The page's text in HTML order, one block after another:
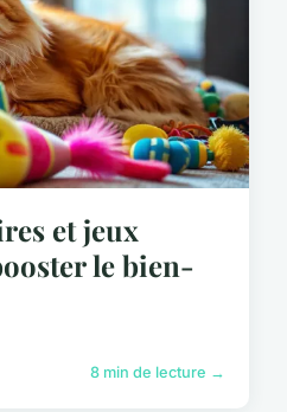
et jeux
le bien-
8 min de lecture →